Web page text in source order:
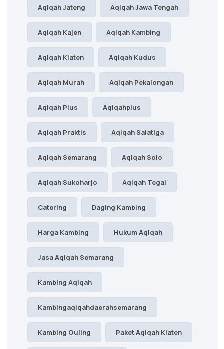
Aqiqah Jateng Aqiqah Jawa Tengah
Aqiqah Kajen Aqiqah Kambing
Aqiqah Klaten Aqiqah Kudus
Aqiqah Murah Aqiqah Pekalongan
Aqiqah Plus Aqiqahplus
Aqiqah Praktis Aqiqah Salatiga
Aqiqah Semarang Aqiqah Solo
Aqiqah Sukoharjo Aqiqah Tegal
Catering Daging Kambing
Harga Kambing Hukum Aqiqah
Jasa Aqiqah Semarang
Kambing Aqiqah
Kambingaqiqahdaerahsemarang
Kambing Guling Paket Aqiqah Klaten